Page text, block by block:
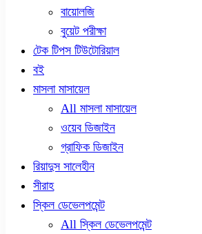
বায়োলজি
বুয়েট পরীক্ষা
টেক টিপস টিউটোরিয়াল
বই
মাসলা মাসায়েল
All মাসলা মাসায়েল
ওয়েব ডিজাইন
গ্রাফিক ডিজাইন
রিয়াদুস সালেহীন
সীরাহ
স্কিল ডেভেলপমেন্ট
All স্কিল ডেভেলপমেন্ট